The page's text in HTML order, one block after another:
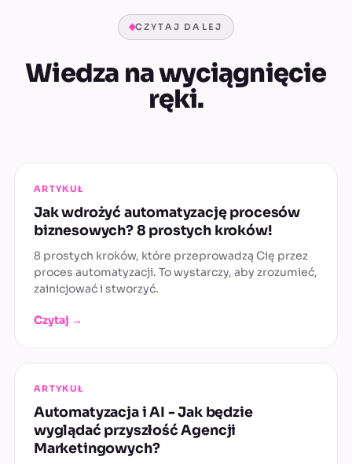
CZYTAJ DALEJ
Wiedza na wyciągnięcie
ręki.
ARTYKUŁ
Jak wdrożyć automatyzację procesów
biznesowych? 8 prostych kroków!
8 prostych kroków, które przeprowadzą Cię przez
proces automatyzacji. To wystarczy, aby zrozumieć,
zainicjować i stworzyć.
Czytaj →
ARTYKUŁ
Automatyzacja i AI - Jak będzie
wyglądać przyszłość Agencji
Marketingowych?